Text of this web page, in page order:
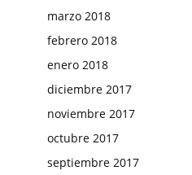
marzo 2018
febrero 2018
enero 2018
diciembre 2017
noviembre 2017
octubre 2017
septiembre 2017